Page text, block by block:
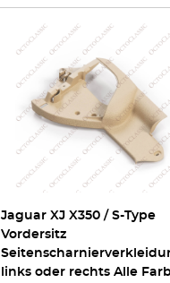
Jaguar XJ X350 / S-Type
Vordersitz
links oder rechts Alle